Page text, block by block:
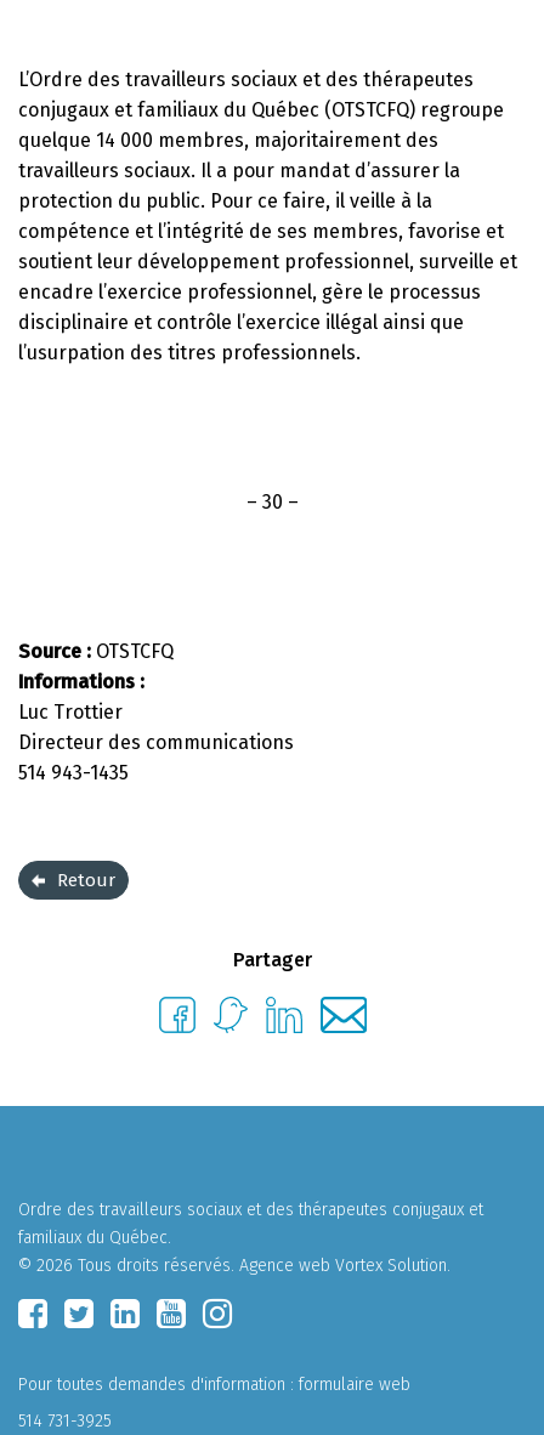
L’Ordre des travailleurs sociaux et des thérapeutes
conjugaux et familiaux du Québec (OTSTCFQ) regroupe
quelque 14 000 membres, majoritairement des
travailleurs sociaux. Il a pour mandat d’assurer la
protection du public. Pour ce faire, il veille à la
compétence et l’intégrité de ses membres, favorise et
soutient leur développement professionnel, surveille et
encadre l’exercice professionnel, gère le processus
disciplinaire et contrôle l’exercice illégal ainsi que
l’usurpation des titres professionnels.
– 30 –
Source : OTSTCFQ
Informations :
Luc Trottier
Directeur des communications
514 943-1435
Retour
Partager
Ordre des travailleurs sociaux et des thérapeutes conjugaux et
familiaux du Québec.
© 2026 Tous droits réservés. Agence web Vortex Solution.
Pour toutes demandes d'information :formulaire web
514 731-3925